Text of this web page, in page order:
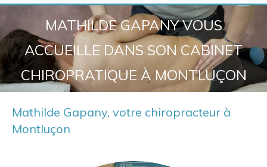
MATHILDE GAPANY VOUS
ACCUEILLE DANS SON CABINET
CHIROPRATIQUE À MONTLUÇON
Mathilde Gapany, votre chiropracteur à
Montluçon